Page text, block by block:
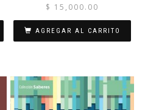
$ 15,000.00
AGREGAR AL CARRITO